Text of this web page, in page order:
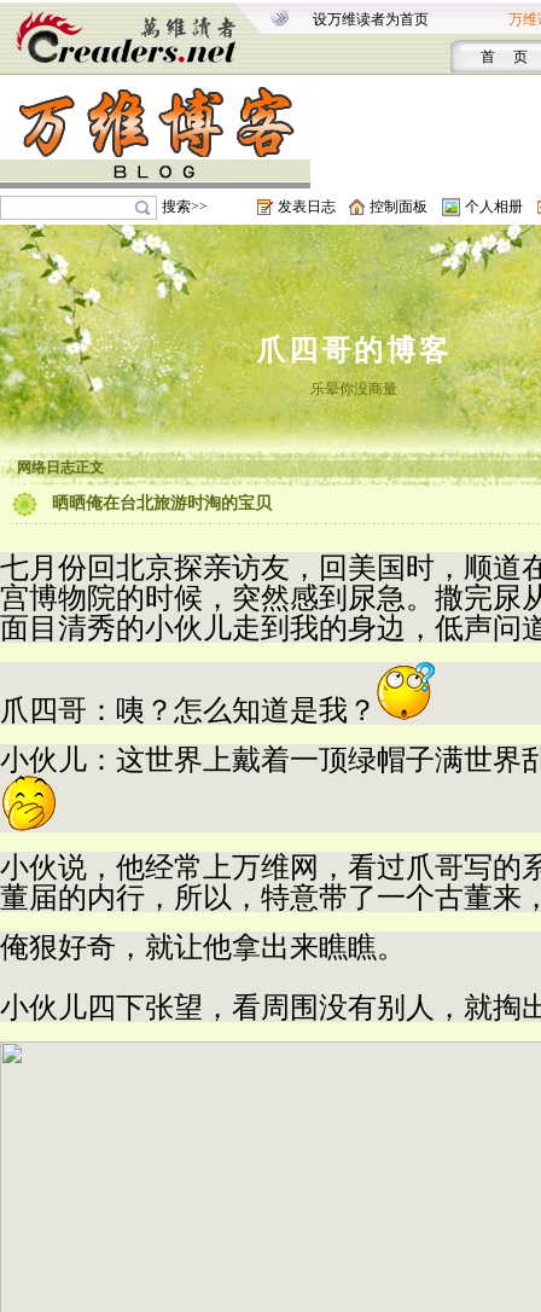
设万维读者为首页 万维
首 页
搜索>> 发表日志 控制面板 个人相册
爪四哥的博客
乐晕你没商量
网络日志正文
晒晒俺在台北旅游时淘的宝贝
七月份回北京探亲访友，回美国时，顺道
宫博物院的时候，突然感到尿急。撒完尿
面目清秀的小伙儿走到我的身边，低声问
爪四哥：咦？怎么知道是我？
小伙儿：这世界上戴着一顶绿帽子满世界
小伙说，他经常上万维网，看过爪哥写的
董届的内行，所以，特意带了一个古董来
俺狠好奇，就让他拿出来瞧瞧。
小伙儿四下张望，看周围没有别人，就